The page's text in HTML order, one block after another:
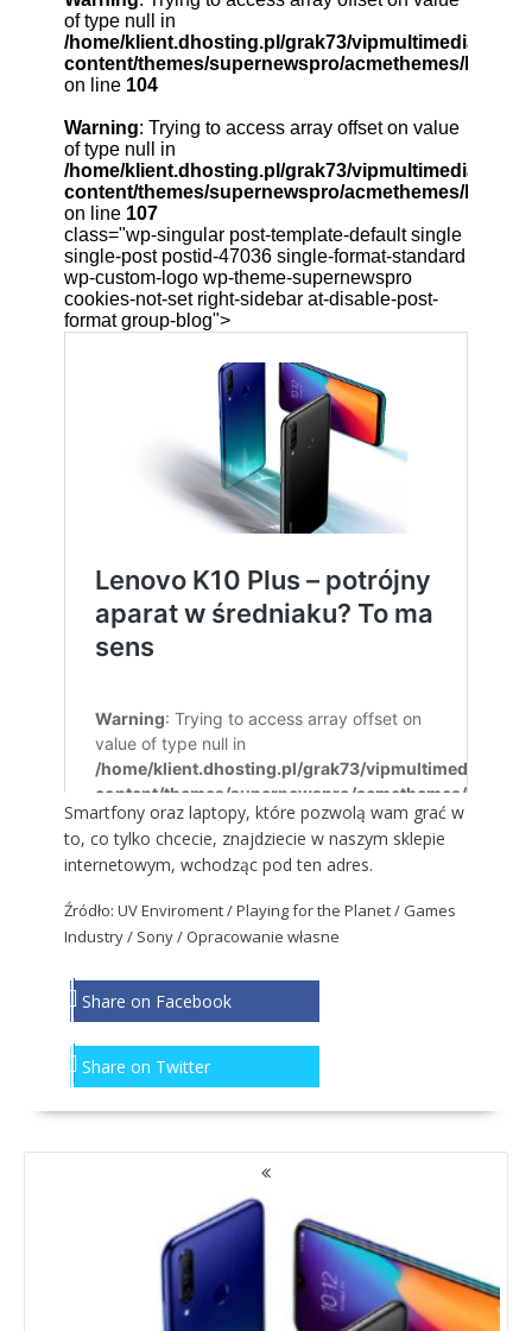
Smartfony oraz laptopy, które pozwolą wam grać w
to, co tylko chcecie, znajdziecie w naszym sklepie
internetowym, wchodząc pod ten adres.
Źródło: UV Enviroment/ Playing for the Planet / Games
Industry / Sony / Opracowanie własne
Share on Facebook
Share on Twitter
NAWIGACJA